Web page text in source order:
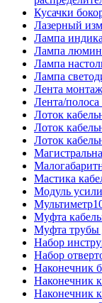
Кусачки
Лазерный
Лампа
Лампа
Лампа
Лампа
Лента
Лента/полоса
Лоток
Лоток
Лоток
Мастика
Модуль
Мультиметр
Муфта
Муфта трубы
Набор
Набор
Наконечник
Наконечник
Наконечник